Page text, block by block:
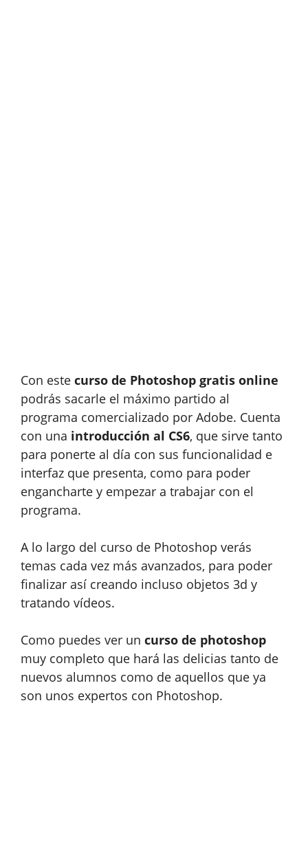
Con este curso de Photoshop gratis online
podrás sacarle el máximo partido al
programa comercializado por Adobe. Cuenta
con una introducción al CS6, que sirve tanto
para ponerte al día con sus funcionalidad e
interfaz que presenta, como para poder
engancharte y empezar a trabajar con el
programa.
A lo largo del curso de Photoshop verás
temas cada vez más avanzados, para poder
finalizar así creando incluso objetos 3d y
tratando vídeos.
Como puedes ver un curso de photoshop
muy completo que hará las delicias tanto de
nuevos alumnos como de aquellos que ya
son unos expertos con Photoshop.